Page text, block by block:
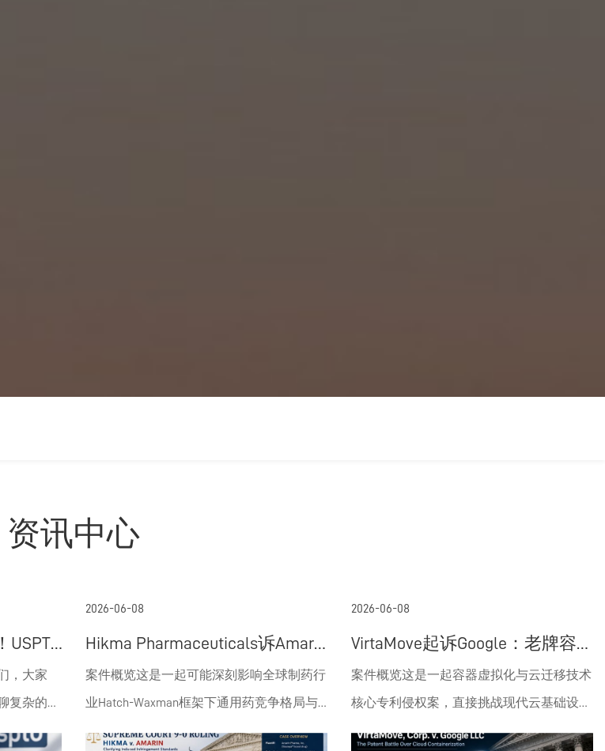
资讯中心
，大家
复杂的法
响各位钱
2026-06-08
Hikma Pharmaceuticals诉Amarin
权案里程碑判决
案件概览这是一起可能深刻影响全球制药行
业Hatch-Waxman框架下通用药竞争格局与
专利执法标准的里程碑式案件：案件名称：
2026-06-08
VirtaMove起诉Google：老牌容
案件概览这是一起容器虚拟化与云迁移技术
核心专利侵权案，直接挑战现代云基础设施
的底层技术实现：案件名称：VirtaMove,